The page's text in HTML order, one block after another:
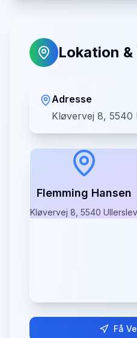
Lokation
Adresse
Kløvervej 8, 5540
Flemming Hansen
Kløvervej 8, 5540 Ullerslev
Få